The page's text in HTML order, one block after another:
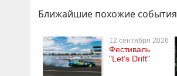
Ближайшие похожие события
12 сентября 2026
Фестиваль
"Let’s Drift"